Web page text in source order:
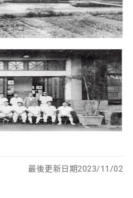
最後更新日期2023/11/02